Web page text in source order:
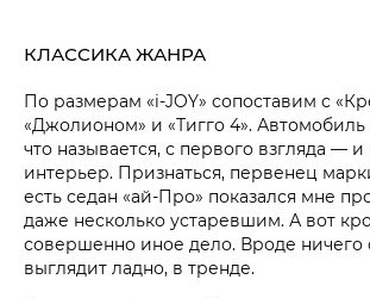
КЛАССИКА ЖАНРА
По размерам «i‑JOY» сопоставим с
«Джолионом» и «Тигго 4».
что называется, с первого взгляда —
интерьер. Признаться, первенец
есть седан «ай-Про» показался мне
даже несколько устаревшим. А вот
совершенно иное дело. Вроде ничего
выглядит ладно, в тренде.